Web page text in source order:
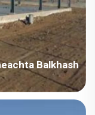
Balkhash
Achar